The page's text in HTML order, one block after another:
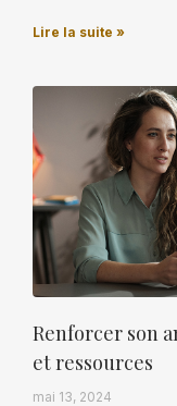
Lire la suite »
Renforcer son
et ressources
mai 13, 2024